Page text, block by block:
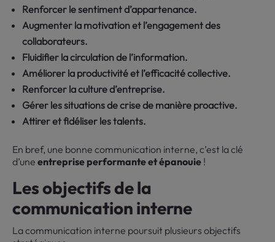
Renforcer le sentiment d’appartenance.
Augmenter la motivation et l’engagement des
collaborateurs.
Fluidifier la circulation de l’information.
Améliorer la productivité et l’efficacité collective.
Renforcer la culture d’entreprise.
Gérer les situations de crise de manière proactive.
Attirer et fidéliser les talents.
En bref, une bonne communication interne, c’est la clé
d’uneentreprise performante et épanouie !
Les objectifs de la
communication interne
La communication interne poursuit plusieurs objectifs